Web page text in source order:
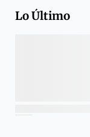
Lo Último